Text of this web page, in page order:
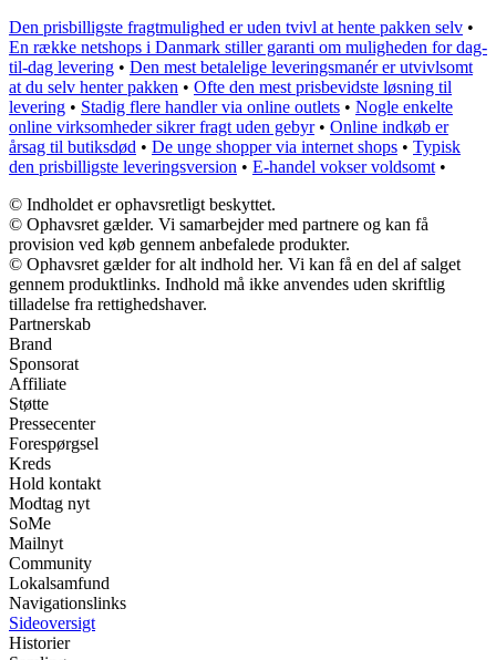
Den prisbilligste fragtmulighed er uden tvivl at hente pakken selv •
En række netshops i Danmark stiller garanti om muligheden for dag-
til-dag levering • Den mest betalelige leveringsmanér er utvivlsomt
at du selv henter pakken • Ofte den mest prisbevidste løsning til
levering • Stadig flere handler via online outlets • Nogle enkelte
online virksomheder sikrer fragt uden gebyr• Online indkøb er
årsag til butiksdød • De unge shopper via internet shops • Typisk
den prisbilligste leveringsversion • E-handel vokser voldsomt •
© Indholdet er ophavsretligt beskyttet.
© Ophavsret gælder. Vi samarbejder med partnere og kan få
provision ved køb gennem anbefalede produkter.
© Ophavsret gælder for alt indhold her. Vi kan få en del af salget
gennem produktlinks. Indhold må ikke anvendes uden skriftlig
tilladelse fra rettighedshaver.
Partnerskab
Brand
Sponsorat
Affiliate
Støtte
Pressecenter
Forespørgsel
Kreds
Hold kontakt
Modtag nyt
SoMe
Mailnyt
Community
Lokalsamfund
Navigationslinks
Sideoversigt
Historier